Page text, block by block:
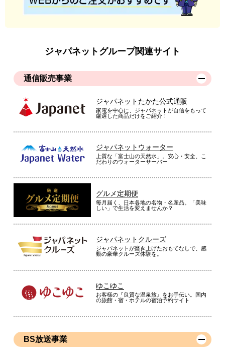
ジャパネットグループ関連サイト
通信販売事業
ジャパネットたかた公式通販
家電を中心に、ジャパネットが自信をもって
厳選した商品だけをご紹介！
ジャパネットウォーター
上質な「富士山の天然水」。安心・安全、こ
だわりのウォーターサーバー
グルメ定期便
毎月届く、日本各地の名物・名産品。「美味
しい」で生活を変えませんか？
ジャパネットクルーズ
ジャパネットが磨き上げたおもてなしで、感
動の豪華クルーズ体験を。
ゆこゆこ
お客様の『良質な温泉旅』をお手伝い。国内
の旅館・宿・ホテルの宿泊予約サイト
BS放送事業